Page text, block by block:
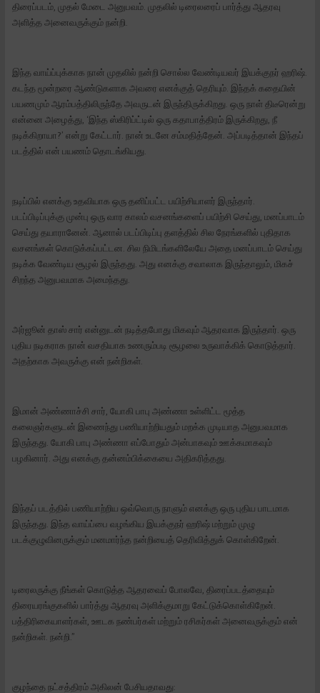
திரைப்படம், முதல் மேடை அனுபவம். முதலில் டிரைலரைப் பார்த்து ஆதரவு
அளித்த அனைவருக்கும் நன்றி.
இந்த வாய்ப்புக்காக நான் முதலில் நன்றி சொல்ல வேண்டியவர் இயக்குநர் ஹரிஷ்.
கடந்த மூன்றரை ஆண்டுகளாக அவரை எனக்குத் தெரியும். இந்தக் கதையின்
பயணமும் ஆரம்பத்திலிருந்தே அவருடன் இருந்திருக்கிறது. ஒரு நாள் திடீரென்று
என்னை அழைத்து, ‘இந்த ஸ்கிரிப்ட்டில் ஒரு கதாபாத்திரம் இருக்கிறது, நீ
நடிக்கிறாயா?’ என்று கேட்டார். நான் உடனே சம்மதித்தேன். அப்படித்தான் இந்தப்
படத்தில் என் பயணம் தொடங்கியது.
நடிப்பில் எனக்கு உதவியாக ஒரு தனிப்பட்ட பயிற்சியாளர் இருந்தார்.
படப்பிடிப்புக்கு முன்பு ஒரு வார காலம் வசனங்களைப் பயிற்சி செய்து, மனப்பாடம்
செய்து தயாரானேன். ஆனால் படப்பிடிப்பு தளத்தில் சில நேரங்களில் புதிதாக
வசனங்கள் கொடுக்கப்பட்டன. சில நிமிடங்களிலேயே அதை மனப்பாடம் செய்து
நடிக்க வேண்டிய சூழல் இருந்தது. அது எனக்கு சவாலாக இருந்தாலும், மிகச்
சிறந்த அனுபவமாக அமைந்தது.
அர்ஜூன் தாஸ் சார் என்னுடன் நடித்தபோது மிகவும் ஆதரவாக இருந்தார். ஒரு
புதிய நடிகராக நான் வசதியாக உணரும்படி சூழலை உருவாக்கிக் கொடுத்தார்.
அதற்காக அவருக்கு என் நன்றிகள்.
இமான் அண்ணாச்சி சார், யோகி பாபு அண்ணா உள்ளிட்ட மூத்த
கலைஞர்களுடன் இணைந்து பணியாற்றியதும் மறக்க முடியாத அனுபவமாக
இருந்தது. யோகி பாபு அண்ணா எப்போதும் அன்பாகவும் ஊக்கமாகவும்
பழகினார். அது எனக்கு தன்னம்பிக்கையை அதிகரித்தது.
இந்தப் படத்தில் பணியாற்றிய ஒவ்வொரு நாளும் எனக்கு ஒரு புதிய பாடமாக
இருந்தது. இந்த வாய்ப்பை வழங்கிய இயக்குநர் ஹரிஷ் மற்றும் முழு
படக்குழுவினருக்கும் மனமார்ந்த நன்றியைத் தெரிவித்துக் கொள்கிறேன்.
டிரைலருக்கு நீங்கள் கொடுத்த ஆதரவைப் போலவே, திரைப்படத்தையும்
திரையரங்குகளில் பார்த்து ஆதரவு அளிக்குமாறு கேட்டுக்கொள்கிறேன்.
பத்திரிகையாளர்கள், ஊடக நண்பர்கள் மற்றும் ரசிகர்கள் அனைவருக்கும் என்
நன்றிகள். நன்றி.”
குழந்தை நட்சத்திரம் அகிலன் பேசியதாவது: